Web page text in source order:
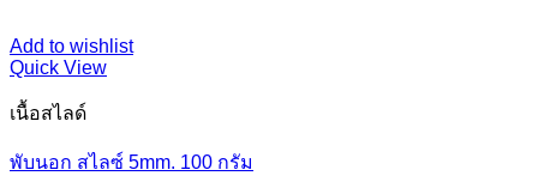
Add to wishlist
Quick View
เนื้อสไลด์
พับนอก สไลซ์ 5mm. 100 กรัม